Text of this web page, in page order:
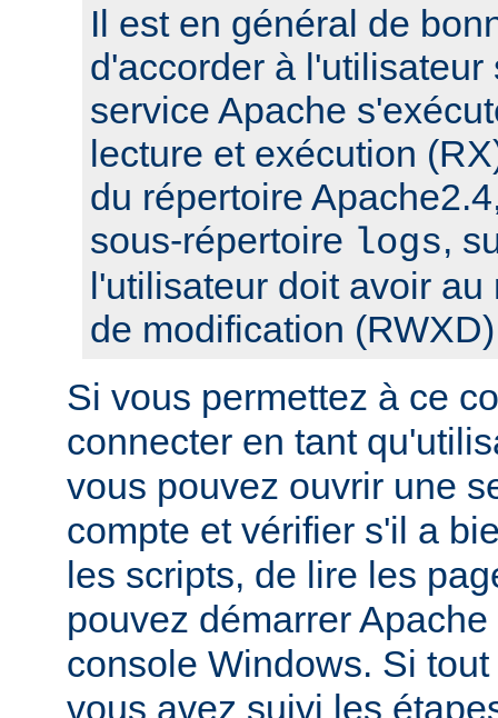
Il est en général de
d'accorder à
service Apache
lecture et exécution
du répertoire
sous-répertoire logs,
l'utilisateur doit avoir
de modification
Si vous permettez à ce
connecter en tant
vous pouvez ouvrir une
compte et vérifier s'il a
les scripts, de lire les
pouvez démarrer
console Windows. Si
vous avez suivi les